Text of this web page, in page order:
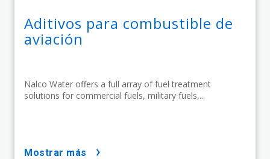
Aditivos para combustible de
aviación
Nalco Water offers a full array of fuel treatment
solutions for commercial fuels, military fuels,...
mostrar más